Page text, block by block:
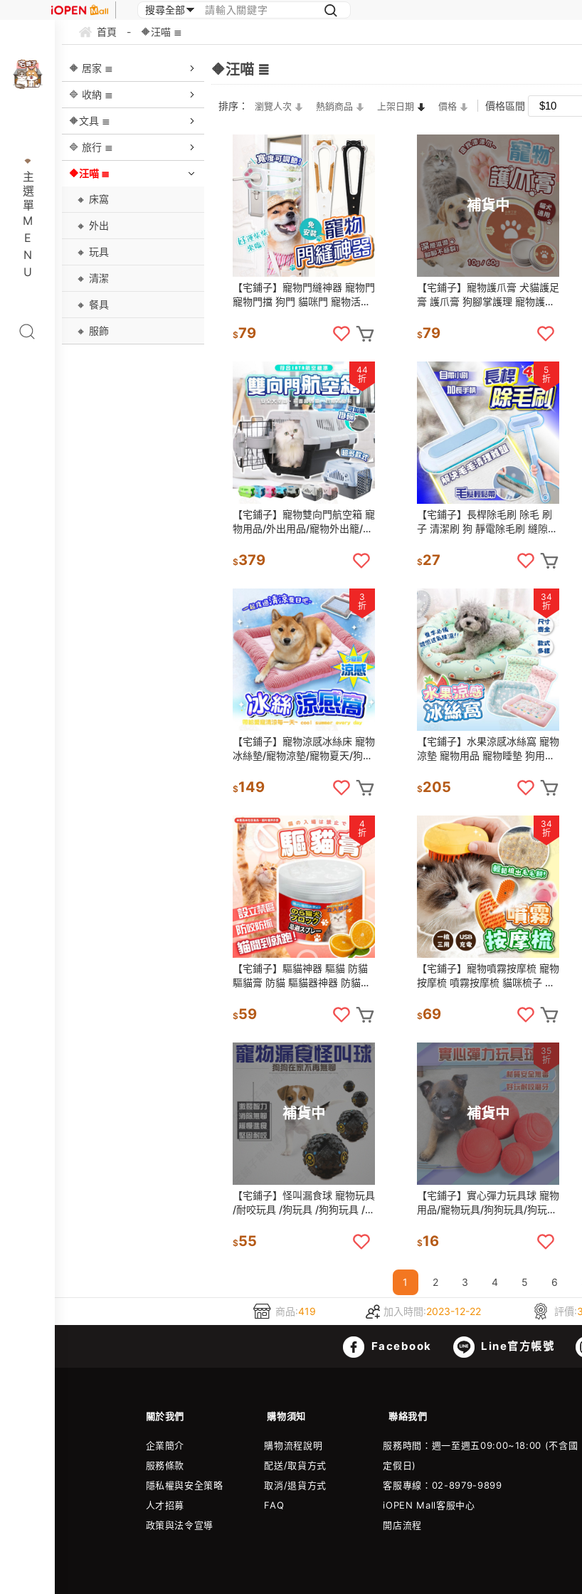
主選單MENU
首頁 - 🔶汪喵 ≣
🔶 居家 ≣
🔷 收納 ≣
🔶文具 ≣
🔷 旅行 ≣
🔶汪喵 ≣
🔸 床窩
🔸 外出
🔸 玩具
🔸 清潔
🔸 餐具
🔸 服飾
🔶汪喵 ≣
排序： 瀏覽人次 熱銷商品 上架日期 價格 價格區間
【宅鋪子】寵物門縫神器 寵物門
寵物門擋 狗門 貓咪門 寵物活動
寵物開門
$79
補貨中
【宅鋪子】寵物護爪膏 犬貓護足
膏 護爪膏 狗腳掌護理 寵物護足
寵物護掌 狗狗護腳膏
$79
44
折
【宅鋪子】寵物雙向門航空箱 寵
物用品/外出用品/寵物外出籠/外
籠/航空箱/外出箱
$379
5
折
【宅鋪子】長桿除毛刷 除毛 刷
子 清潔刷 狗 靜電除毛刷 縫隙刷
家 寵物 除毛刷 貓
$27
3
折
【宅鋪子】寵物涼感冰絲床 寵物
冰絲墊/寵物涼墊/寵物夏天/狗
降溫/涼感墊/涼感/睡墊
$149
34
折
【宅鋪子】水果涼感冰絲窩 寵物
涼墊 寵物用品 寵物睡墊 狗用品
物床 狗墊 貓墊
$205
4
折
【宅鋪子】驅貓神器 驅貓 防貓
驅貓膏 防貓 驅貓器神器 防貓尿
$59
34
折
【宅鋪子】寵物噴霧按摩梳 寵物
按摩梳 噴霧按摩梳 貓咪梳子 幼
摩梳 寵物梳子 兔子梳子
$69
補貨中
【宅鋪子】怪叫漏食球 寵物玩具
/耐咬玩具 /狗玩具 /狗狗玩具 /抗
$55
補貨中
35
折
【宅鋪子】實心彈力玩具球 寵物
用品/寵物玩具/狗狗玩具/狗玩
具/追逐玩具/磨牙玩具
$16
1 2 3 4 5 6
商品:419 加入時間:2023-12-22 評價:
Facebook Line官方帳號
關於我們 購物須知 聯絡我們
企業簡介
服務條款
隱私權與安全策略
人才招募
政策與法令宣導
購物流程說明
配送/取貨方式
取消/退貨方式
FAQ
服務時間：週一至週五09:00~18:00 (不含國
定假日)
客服專線：02-8979-9899
iOPEN Mall客服中心
開店流程